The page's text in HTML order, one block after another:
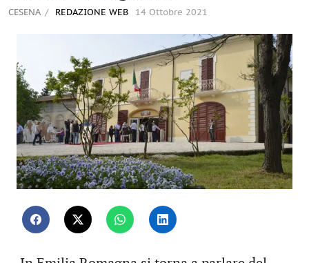
CESENA REDAZIONE WEB 14 Ottobre 2021